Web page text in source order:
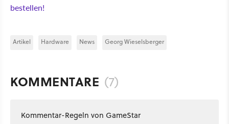
bestellen!
Artikel Hardware News Georg Wieselsberger
KOMMENTARE (7)
Kommentar-Regeln von GameStar